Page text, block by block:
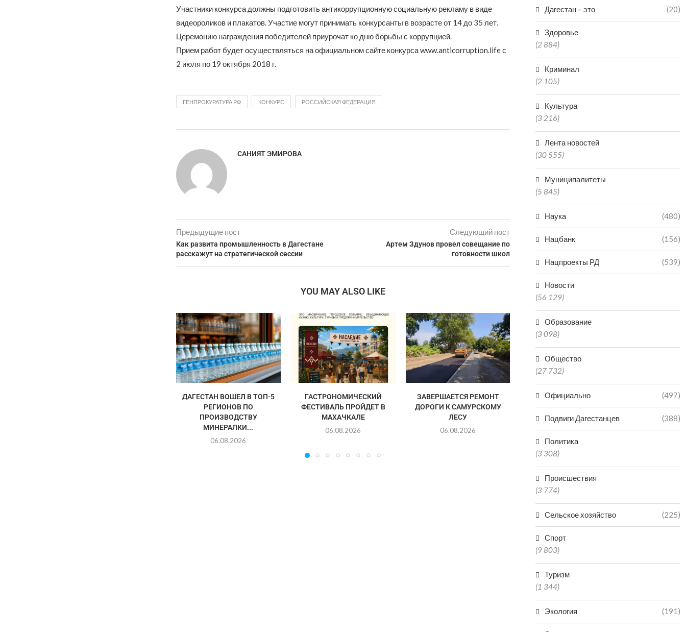
Участники конкурса должны подготовить антикоррупционную социальную рекламу в виде
видеороликов и плакатов. Участие могут принимать конкурсанты в возрасте от 14 до 35 лет.
Церемонию награждения победителей приурочат ко дню борьбы с коррупцией.
Прием работ будет осуществляться на официальном сайте конкурса www.anticorruption.life с
2 июля по 19 октября 2018 г.
ГЕНПРОКУРАТУРА РФ КОНКУРС РОССИЙСКАЯ ФЕДЕРАЦИЯ
САНИЯТ ЭМИРОВА
Предыдущие пост
Как развита промышленность в Дагестане
расскажут на стратегической сессии
Следующий пост
Артем Здунов провел совещание по
готовности школ
YOU MAY ALSO LIKE
ДАГЕСТАН ВОШЕЛ В ТОП-5
РЕГИОНОВ ПО
ПРОИЗВОДСТВУ
МИНЕРАЛКИ...
06.08.2026
ГАСТРОНОМИЧЕСКИЙ
ФЕСТИВАЛЬ ПРОЙДЕТ В
МАХАЧКАЛЕ
06.08.2026
ЗАВЕРШАЕТСЯ РЕМОНТ
ДОРОГИ К САМУРСКОМУ
ЛЕСУ
06.08.2026
ДВУХ БРАТЬЕВ-МЕДВЕДЕЙ
МИШУ И ГРИШУ ИЗ
ДАГЕСТАНА ОТПРАВИЛИ...
06.08.2026
Дагестан – это (20)
Здоровье
(2 884)
Криминал
(2 105)
Культура
(3 216)
Лента новостей
(30 555)
Муниципалитеты
(5 845)
Наука (480)
Нацбанк (156)
Нацпроекты РД (539)
Новости
(56 129)
Образование
(3 098)
Общество
(27 732)
Официально (497)
Подвиги Дагестанцев (388)
Политика
(3 308)
Происшествия
(3 774)
Сельское хозяйство (225)
Спорт
(9 803)
Туризм
(1 344)
Экология (191)